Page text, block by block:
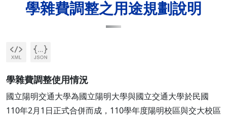
學雜費調整之用途規劃說明
學雜費調整使用情況
國立陽明交通大學為國立陽明大學與國立交通大學於民國
110年2月1日正式合併而成，110學年度陽明校區與交大校區